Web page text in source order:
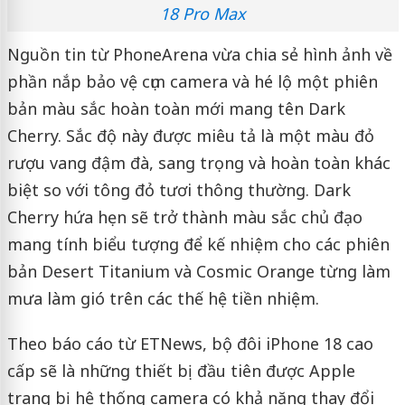
18 Pro Max
Nguồn tin từ PhoneArena vừa chia sẻ hình ảnh về
phần nắp bảo vệ cụm camera và hé lộ một phiên
bản màu sắc hoàn toàn mới mang tên Dark
Cherry. Sắc độ này được miêu tả là một màu đỏ
rượu vang đậm đà, sang trọng và hoàn toàn khác
biệt so với tông đỏ tươi thông thường. Dark
Cherry hứa hẹn sẽ trở thành màu sắc chủ đạo
mang tính biểu tượng để kế nhiệm cho các phiên
bản Desert Titanium và Cosmic Orange từng làm
mưa làm gió trên các thế hệ tiền nhiệm.
Theo báo cáo từ ETNews, bộ đôi iPhone 18 cao
cấp sẽ là những thiết bị đầu tiên được Apple
trang bị hệ thống camera có khả năng thay đổi